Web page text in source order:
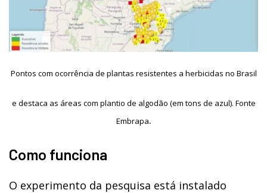
Pontos com ocorrência de plantas resistentes a herbicidas no Brasil
e destaca as áreas com plantio de algodão (em tons de azul). Fonte
Embrapa.
Como funciona
O experimento da pesquisa está instalado